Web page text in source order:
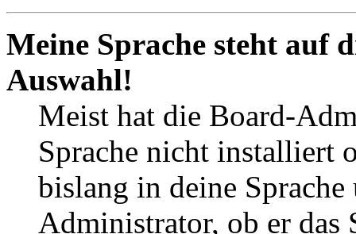
Meine Sprache steht auf
Auswahl!
Meist hat die Board-
Sprache nicht installiert
bislang in deine
Administrator, ob er das